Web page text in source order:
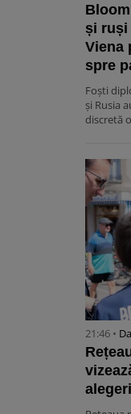
și ruși
Viena
spre
Foști
și Rusia
discretă
21:46 •